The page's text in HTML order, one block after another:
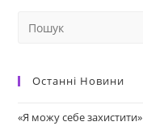
Останні Новини
«Я можу себе захистити»